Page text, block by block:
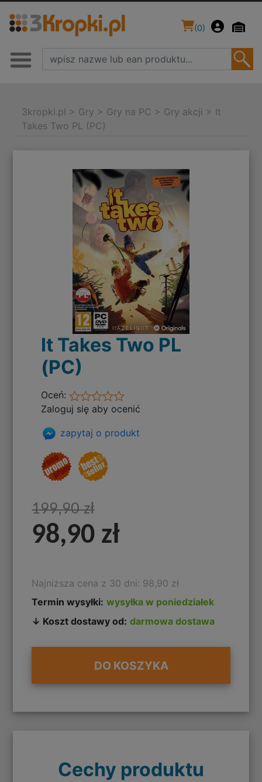
(0)
3kropki.pl > Gry > Gry na PC > Gry akcji > It
Takes Two PL (PC)
It Takes Two PL
(PC)
Oceń:
Zaloguj się aby ocenić
zapytaj o produkt
199,90 zł
98,90 zł
Najniższa cena z 30 dni: 98,90 zł
Termin wysyłki: wysyłka w poniedziałek
↓ Koszt dostawy od: darmowa dostawa
DO KOSZYKA
Cechy produktu